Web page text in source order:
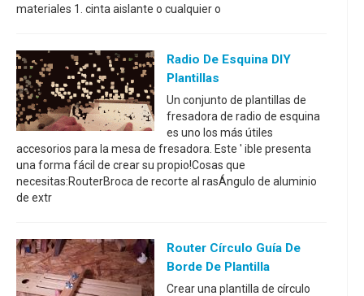
materiales 1. cinta aislante o cualquier o
Radio De Esquina DIY
Plantillas
Un conjunto de plantillas de
fresadora de radio de esquina
es uno los más útiles
accesorios para la mesa de fresadora. Este ' ible presenta
una forma fácil de crear su propio!Cosas que
necesitas:RouterBroca de recorte al rasÁngulo de aluminio
de extr
Router Círculo Guía De
Borde De Plantilla
Crear una plantilla de círculo